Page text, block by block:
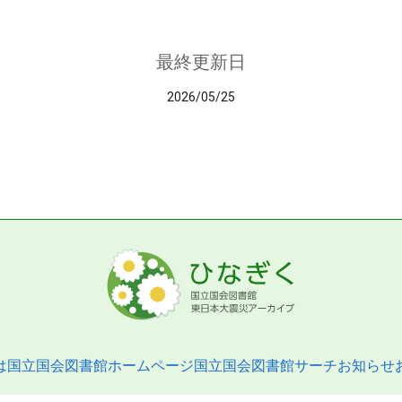
最終更新日
2026/05/25
国立国会図書館ホームページ国立国会図書館サーチお知らせ